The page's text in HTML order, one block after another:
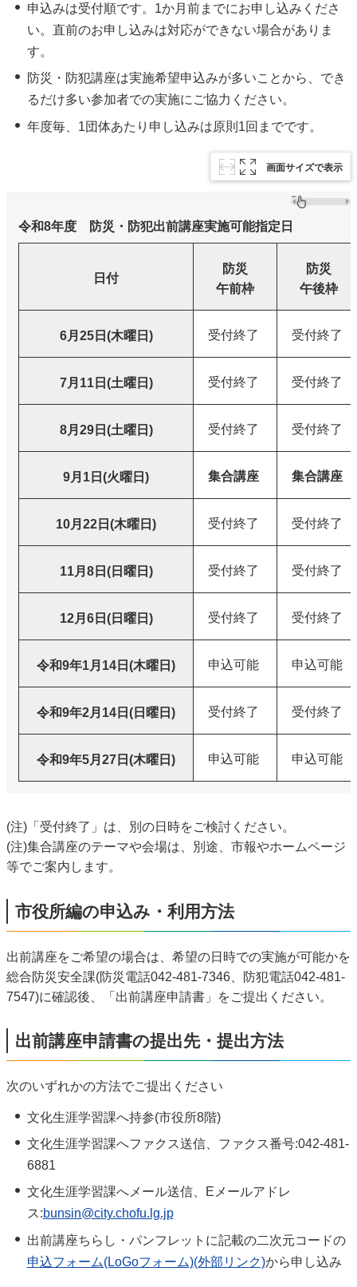
申込みは受付順です。1か月前までにお申し込みくださ
い。直前のお申し込みは対応ができない場合がありま
す。
防災・防犯講座は実施希望申込みが多いことから、でき
るだけ多い参加者での実施にご協力ください。
年度毎、1団体あたり申し込みは原則1回までです。
画面サイズで表示
令和8年度 防災・防犯出前講座実施可能指定日
日付
防災
午前枠
防災
午後枠
6月25日(木曜日) 受付終了 受付終了
7月11日(土曜日) 受付終了 受付終了
8月29日(土曜日) 受付終了 受付終了
9月1日(火曜日) 集合講座 集合講座
10月22日(木曜日) 受付終了 受付終了
11月8日(日曜日) 受付終了 受付終了
12月6日(日曜日) 受付終了 受付終了
令和9年1月14日(木曜日) 申込可能 申込可能
令和9年2月14日(日曜日) 受付終了 受付終了
令和9年5月27日(木曜日) 申込可能 申込可能
(注)「受付終了」は、別の日時をご検討ください。
(注)集合講座のテーマや会場は、別途、市報やホームページ
等でご案内します。
市役所編の申込み・利用方法
出前講座をご希望の場合は、希望の日時での実施が可能かを
総合防災安全課(防災電話042-481-7346、防犯電話042-481-
7547)に確認後、「出前講座申請書」をご提出ください。
出前講座申請書の提出先・提出方法
次のいずれかの方法でご提出ください
文化生涯学習課へ持参(市役所8階)
文化生涯学習課へファクス送信、ファクス番号:042-481-
6881
文化生涯学習課へメール送信、Eメールアドレ
ス:bunsin@city.chofu.lg.jp
出前講座ちらし・パンフレットに記載の二次元コードの
申込フォーム(LoGoフォーム)(外部リンク)から申し込み